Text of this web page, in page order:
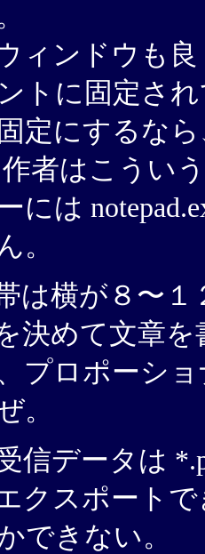
ィンドウも
トに固定さ
定にするな
者はこうい
には
。
は横が８〜１
決めて文章
プロポーシ
。
信データは
クスポート
できない。